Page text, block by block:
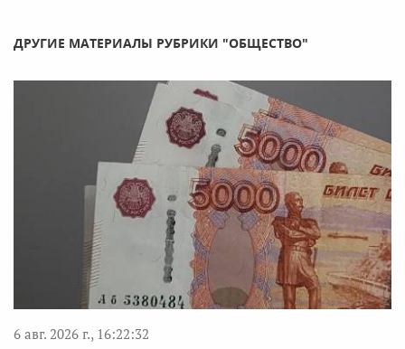
ДРУГИЕ МАТЕРИАЛЫ РУБРИКИ "ОБЩЕСТВО"
6 авг. 2026 г., 16:22:32